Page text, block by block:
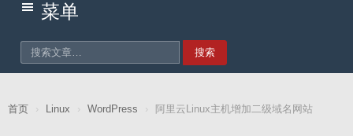
菜单
搜索
首页 › Linux › WordPress › 阿里云Linux主机增加二级域名网站